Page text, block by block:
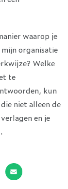
waarop je
organisatie
Welke
te
kun
niet alleen de
en je
via WhatsApp
Deel via E-mail